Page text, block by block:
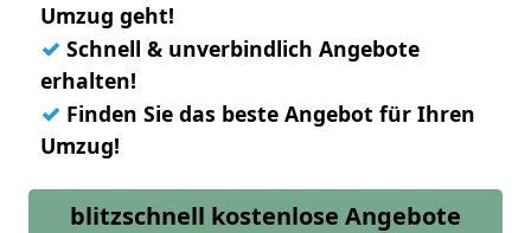
Umzug geht!
✓ Schnell & unverbindlich Angebote
erhalten!
✓ Finden Sie das beste Angebot für Ihren
Umzug!
blitzschnell kostenlose Angebote